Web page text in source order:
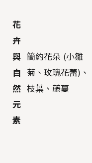
花
卉
與
自
然
元
素
簡約花朵 (小雛
菊、玫瑰花蕾)、
枝葉、藤蔓